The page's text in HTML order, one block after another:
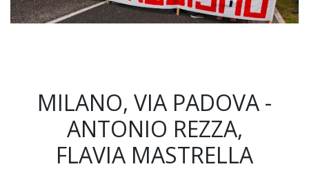
MILANO, VIA PADOVA -
ANTONIO REZZA,
FLAVIA MASTRELLA